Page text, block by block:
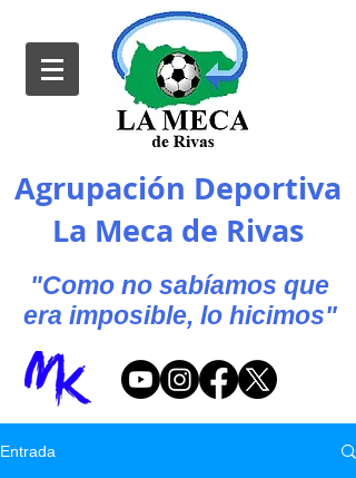
Agrupación Deportiva
La Meca de Rivas
"Como no sabíamos que
era imposible, lo hicimos"
Entrada